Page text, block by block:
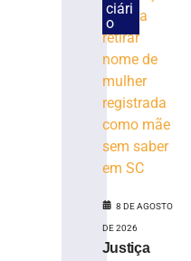
nas
eleições
agosto
2026
mais
ciári
o
8 DE AGOSTO
DE 2026
Justiça